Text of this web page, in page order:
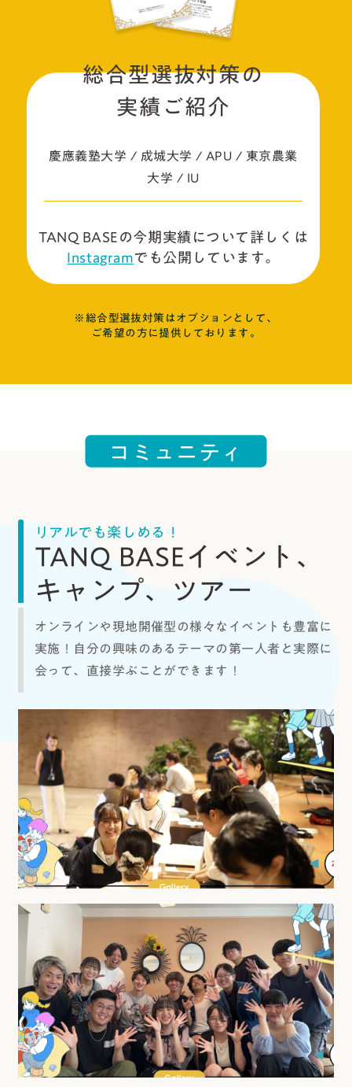
総合型選抜対策の
実績ご紹介
慶應義塾大学 / 成城大学 / APU / 東京農業
大学 / IU
TANQ BASEの今期実績について詳しくは
Instagramでも公開しています。
※総合型選抜対策はオプションとして、
ご希望の方に提供しております。
コ ミ ュ ニ テ ィ
リアルでも楽しめる！
TANQ BASEイベント、
キャンプ、ツアー
オンラインや現地開催型の様々なイベントも豊富に
実施！自分の興味のあるテーマの第一人者と実際に
会って、直接学ぶことができます！